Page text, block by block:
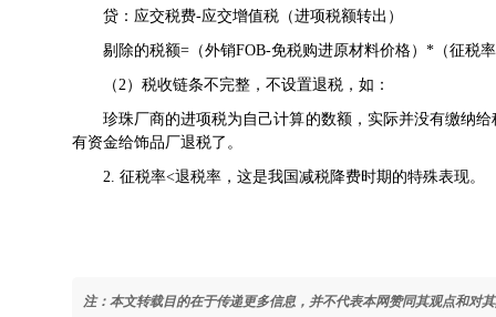
贷：应交税费-应交增值税（进项税额转出）
剔除的税额=（外销FOB-免税购进原材料价格）*（征税
（2）税收链条不完整，不设置退税，如：
珍珠厂商的进项税为自己计算的数额，实际并没有缴纳
有资金给饰品厂退税了。
2. 征税率<退税率，这是我国减税降费时期的特殊表现。
注：本文转载目的在于传递更多信息，并不代表本网赞同其观点和对